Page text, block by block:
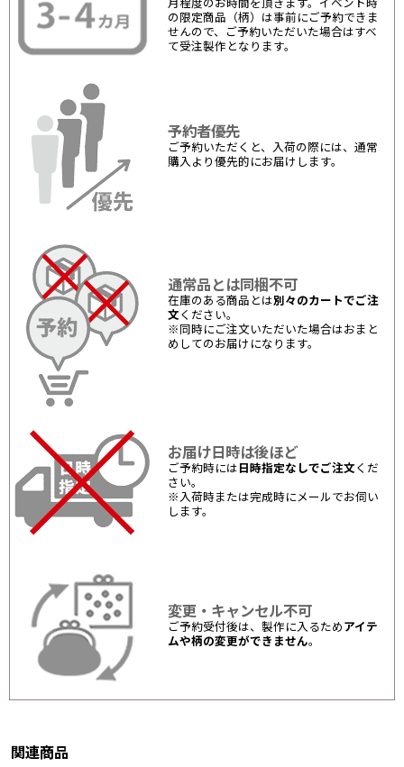
月程度のお時間を頂きます。イベント時
の限定商品（柄）は事前にご予約できま
せんので、ご予約いただいた場合はすべ
て受注製作となります。
予約者優先
ご予約いただくと、入荷の際には、通常
購入より優先的にお届けします。
通常品とは同梱不可
在庫のある商品とは別々のカートでご注
文 ください。
※同時にご注文いただいた場合はおまと
めしてのお届けになります。
お届け日時は後ほど
ご予約時には 日時指定なしでご注文 くだ
さい。
※入荷時または完成時にメールでお伺い
します。
変更・キャンセル不可
ご予約受付後は、製作に入るため アイテ
ムや柄の変更ができません。
関連商品